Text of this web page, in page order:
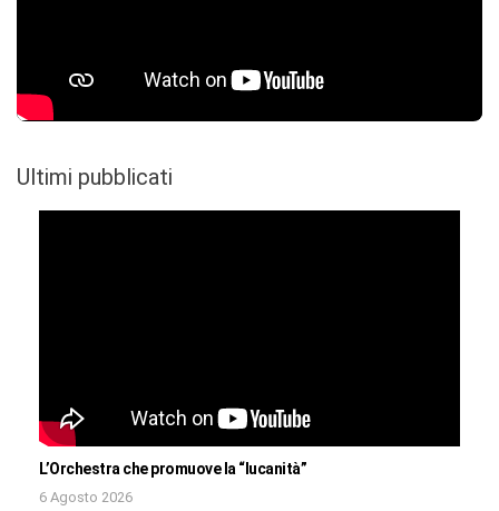
Ultimi pubblicati
L’Orchestra che promuove la “lucanità”
6 Agosto 2026